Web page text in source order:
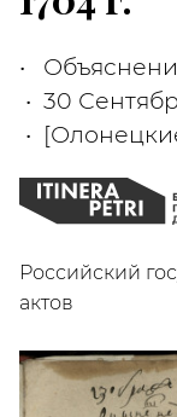
30
Российский
актов